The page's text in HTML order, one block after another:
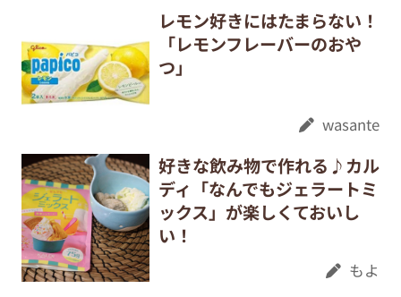
レモン好きにはたまらない！
「レモンフレーバーのおや
つ」
wasante
好きな飲み物で作れる♪カル
ディ「なんでもジェラートミ
ックス」が楽しくておいし
い！
もよ